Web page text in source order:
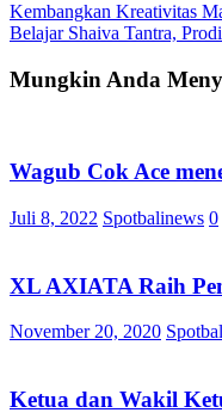
Kembangkan Kreativitas
Belajar Shaiva Tantra,
Mungkin Anda
Wagub Cok Ace
Juli 8, 2022 Spotbalinews 0
XL AXIATA Raih
November 20, 2020
Ketua dan Wakil